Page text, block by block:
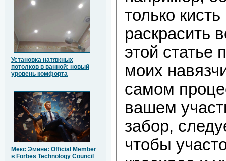
Установка натяжных
потолков в ванной: новый
уровень комфорта
Мекс Эмини: Official Member
в Forbes Technology Council
только
раскрасить
этой статье
моих
самом
вашем
забор,
чтобы